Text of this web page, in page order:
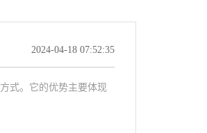
2024-04-18 07:52:35
式。它的优势主要体现